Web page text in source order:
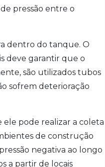
pressão entre o
dentro do tanque. O
deve garantir que o
são utilizados tubos
sofrem deterioração
ele pode realizar a coleta
de construção
negativa ao longo
a partir de locais